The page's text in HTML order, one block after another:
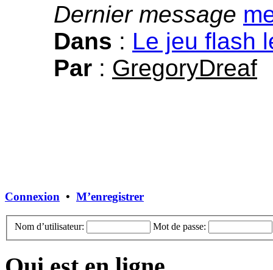
Dernier message
Dans : Le jeu flash
Par : GregoryDreaf
Connexion • M’enregistrer
Nom d’utilisateur: Mot de passe: